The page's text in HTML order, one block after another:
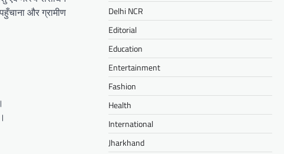
और ग्रामीण
Delhi NCR
Editorial
Education
Entertainment
Fashion
Health
International
Jharkhand